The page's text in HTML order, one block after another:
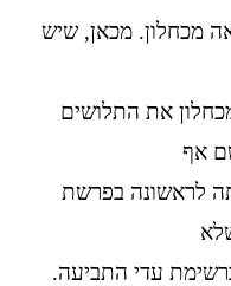
מכחלון. מכאן, שיש
את התלושים
אף
לראשונה בפרשת
עדי התביעה.